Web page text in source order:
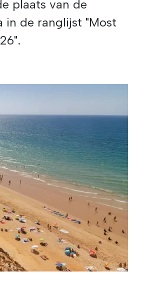
plaats van de
in de ranglijst "Most